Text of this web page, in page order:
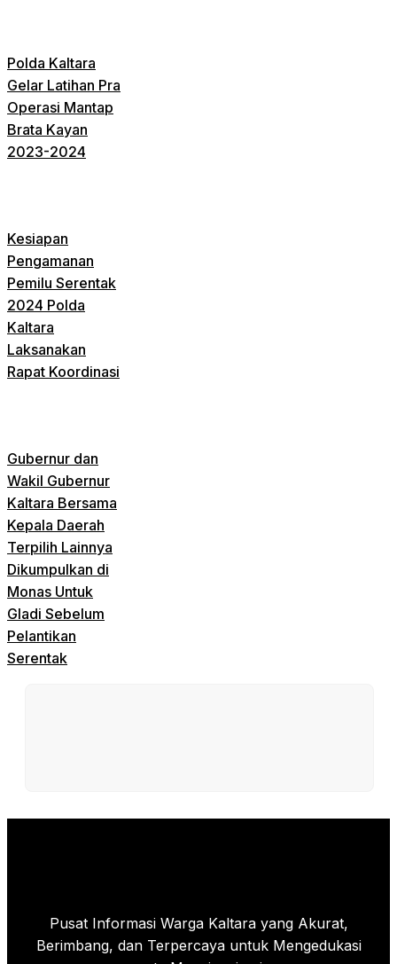
Polda Kaltara
Gelar Latihan Pra
Operasi Mantap
Brata Kayan
2023-2024
Kesiapan
Pengamanan
Pemilu Serentak
2024 Polda
Kaltara
Laksanakan
Rapat Koordinasi
Gubernur dan
Wakil Gubernur
Kaltara Bersama
Kepala Daerah
Terpilih Lainnya
Dikumpulkan di
Monas Untuk
Gladi Sebelum
Pelantikan
Serentak
Pusat Informasi Warga Kaltara yang Akurat,
Berimbang, dan Terpercaya untuk Mengedukasi